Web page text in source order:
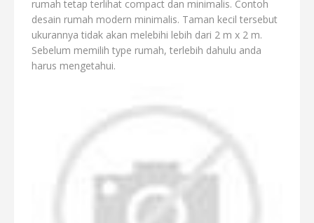
rumah tetap terlihat compact dan minimalis. Contoh
desain rumah modern minimalis. Taman kecil tersebut
ukurannya tidak akan melebihi lebih dari 2 m x 2 m.
Sebelum memilih type rumah, terlebih dahulu anda
harus mengetahui.